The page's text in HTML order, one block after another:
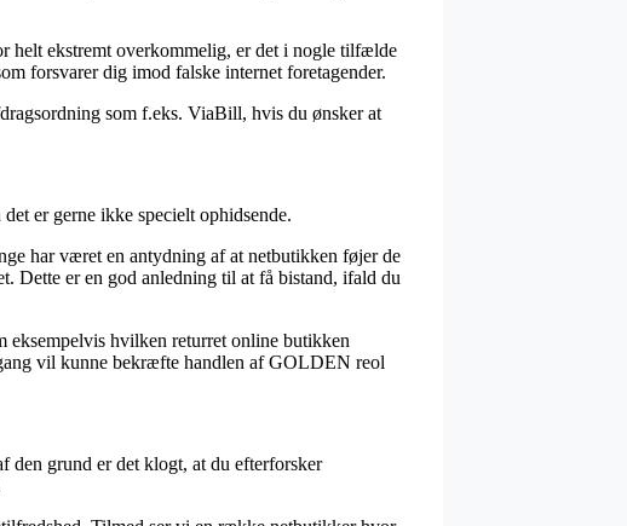
helt ekstremt overkommelig, er det i nogle tilfælde
forsvarer dig imod falske internet foretagender.
som f.eks. ViaBill, hvis du ønsker at
er gerne ikke specielt ophidsende.
har været en antydning af at netbutikken føjer de
Dette er en god anledning til at få bistand, ifald du
eksempelvis hvilken returret online butikken
vil kunne bekræfte handlen af GOLDEN reol
den grund er det klogt, at du efterforsker